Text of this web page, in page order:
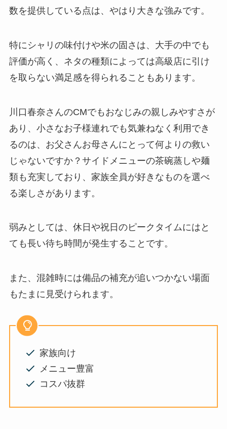
数を提供している点は、やはり大きな強みです。
特にシャリの味付けや米の固さは、大手の中でも
評価が高く、ネタの種類によっては高級店に引け
を取らない満足感を得られることもあります。
川口春奈さんのCMでもおなじみの親しみやすさが
あり、小さなお子様連れでも気兼ねなく利用でき
るのは、お父さんお母さんにとって何よりの救い
じゃないですか？サイドメニューの茶碗蒸しや麺
類も充実しており、家族全員が好きなものを選べ
る楽しさがあります。
弱みとしては、休日や祝日のピークタイムにはと
ても長い待ち時間が発生することです。
また、混雑時には備品の補充が追いつかない場面
もたまに見受けられます。
家族向け
メニュー豊富
コスパ抜群